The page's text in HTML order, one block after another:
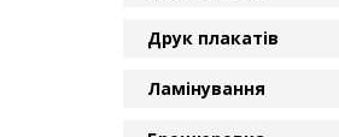
Друк плакатів
Ламінування